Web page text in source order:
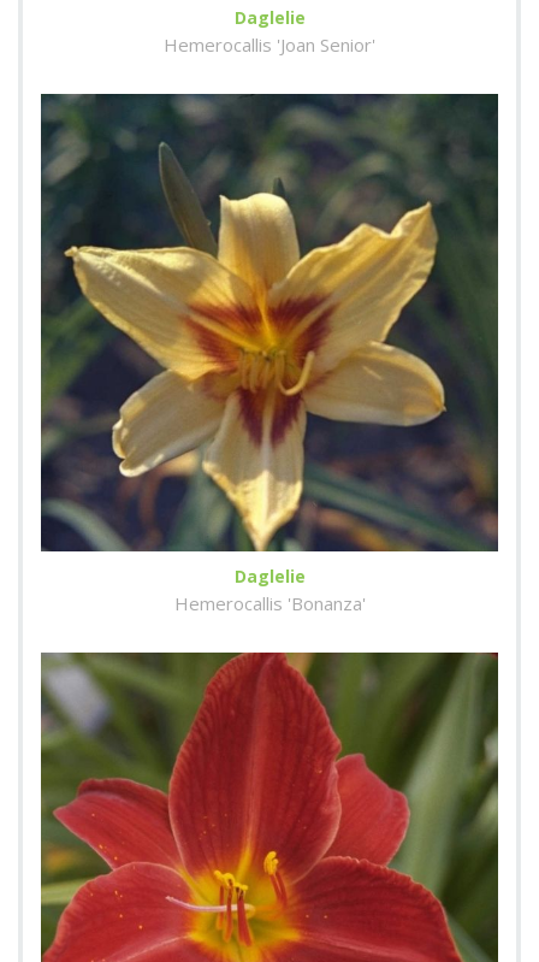
Daglelie
Hemerocallis 'Joan Senior'
Daglelie
Hemerocallis 'Bonanza'